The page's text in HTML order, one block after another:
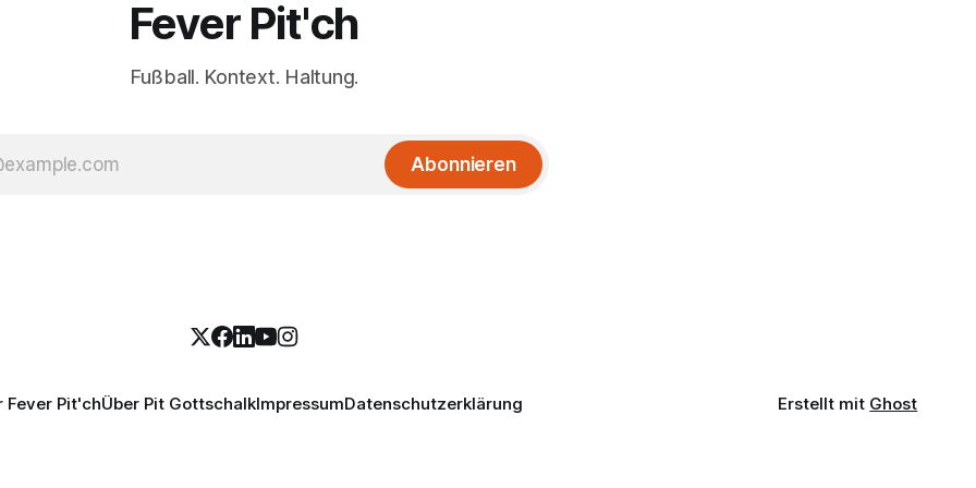
Fever Pit'ch
Fußball. Kontext. Haltung.
Abonnieren
Fever Pit'chÜber Pit GottschalkImpressumDatenschutzerklärung Erstellt mit Ghost